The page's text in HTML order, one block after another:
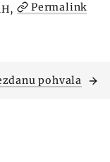
Permalink
pohvala